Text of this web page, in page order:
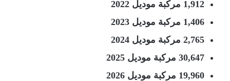
1,912 مركبة موديل 2022
1,406 مركبة موديل 2023
2,765 مركبة موديل 2024
30,647 مركبة موديل 2025
19,960 مركبة موديل 2026